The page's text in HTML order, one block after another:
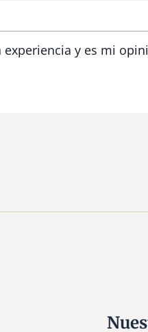
y es mi